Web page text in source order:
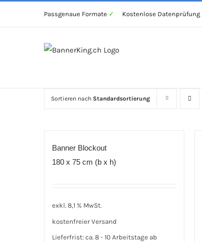
Passgenaue Formate ✓ Kostenlose Datenprüfung
Sortieren nach Standardsortierung
Banner Blockout
180 x 75 cm (b x h)
exkl. 8,1 % MwSt.
kostenfreier Versand
Lieferfrist: ca. 8 - 10 Arbeitstage ab